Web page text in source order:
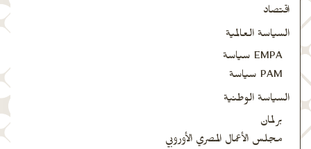
اقتصاد
السياسة العالمية
EMPA سياسة
PAM سياسة
السياسة الوطنية
برلمان
مجلس الأعمال المصري الأوروبي